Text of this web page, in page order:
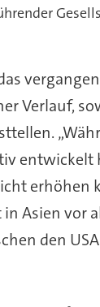
Verlauf,
entwickelt
erhöhen
Asien vor
den